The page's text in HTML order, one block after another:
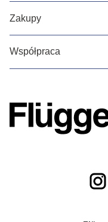
Zakupy
Współpraca